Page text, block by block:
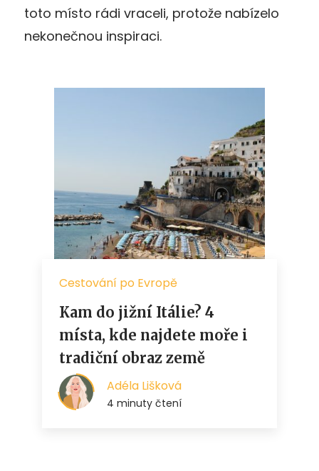
toto místo rádi vraceli, protože nabízelo
nekonečnou inspiraci.